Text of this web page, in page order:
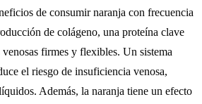
de consumir naranja con frecuencia
de colágeno, una proteína clave
venosas firmes y flexibles. Un sistema
el riesgo de insuficiencia venosa,
Además, la naranja tiene un efecto